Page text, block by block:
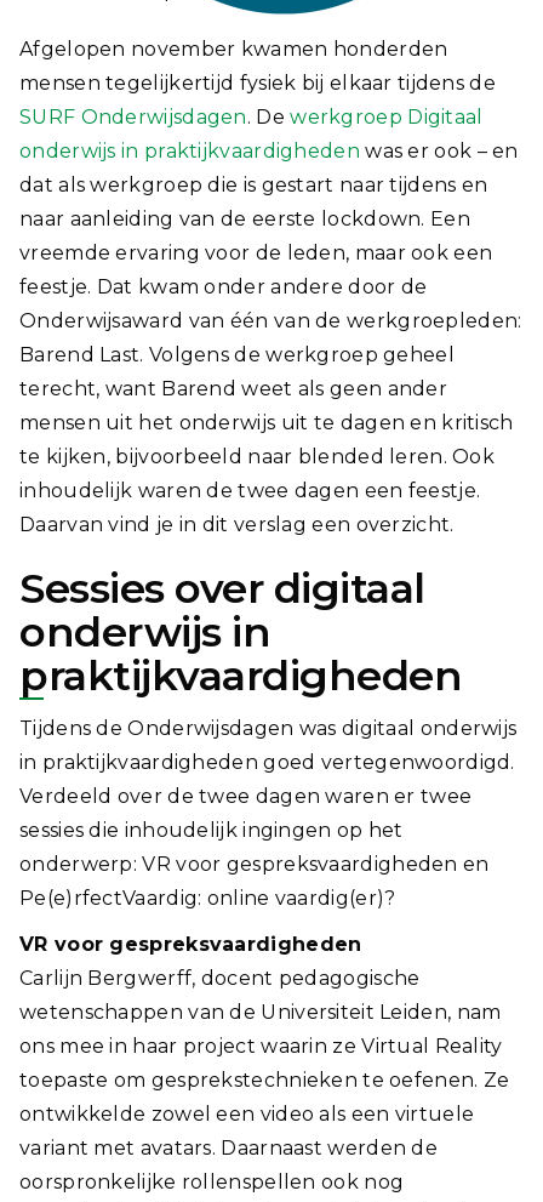
Afgelopen november kwamen honderden
mensen tegelijkertijd fysiek bij elkaar tijdens de
SURF Onderwijsdagen. Dewerkgroep Digitaal
onderwijs in praktijkvaardigheden was er ook – en
dat als werkgroep die is gestart naar tijdens en
naar aanleiding van de eerste lockdown. Een
vreemde ervaring voor de leden, maar ook een
feestje. Dat kwam onder andere door de
Onderwijsaward van één van de werkgroepleden:
Barend Last. Volgens de werkgroep geheel
terecht, want Barend weet als geen ander
mensen uit het onderwijs uit te dagen en kritisch
te kijken, bijvoorbeeld naar blended leren. Ook
inhoudelijk waren de twee dagen een feestje.
Daarvan vind je in dit verslag een overzicht.
Sessies over digitaal
onderwijs in
praktijkvaardigheden
Tijdens de Onderwijsdagen was digitaal onderwijs
in praktijkvaardigheden goed vertegenwoordigd.
Verdeeld over de twee dagen waren er twee
sessies die inhoudelijk ingingen op het
onderwerp: VR voor gespreksvaardigheden en
Pe(e)rfectVaardig: online vaardig(er)?
VR voor gespreksvaardigheden
Carlijn Bergwerff, docent pedagogische
wetenschappen van de Universiteit Leiden, nam
ons mee in haar project waarin ze Virtual Reality
toepaste om gesprekstechnieken te oefenen. Ze
ontwikkelde zowel een video als een virtuele
variant met avatars. Daarnaast werden de
oorspronkelijke rollenspellen ook nog